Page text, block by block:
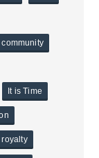
community
It is Time
royalty